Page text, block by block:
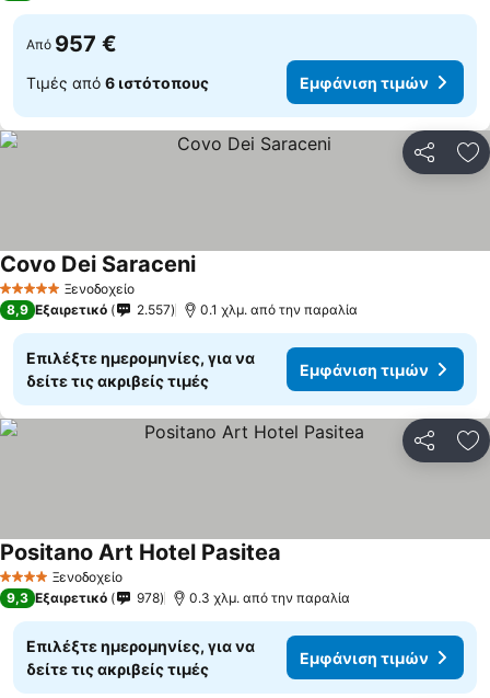
Από 957 €
Τιμές από 6 ιστότοπους Εμφάνιση τιμών
5 Αστέρια Ξενοδοχείο
Covo Dei SaraceniΕμφάνιση τιμών
8,9 Εξαιρετικό 2.557 0.1 χλμ. από την παραλία
Επιλέξτε ημερομηνίες, για να
δείτε τις ακριβείς τιμές
Εμφάνιση τιμών
4 ΑστέριαΞενοδοχείο
Positano Art Hotel Pasitea
9,3 Εξαιρετικό 978 0.3 χλμ. από την παραλία
Επιλέξτε ημερομηνίες, για να
δείτε τις ακριβείς τιμές
Εμφάνιση τιμών